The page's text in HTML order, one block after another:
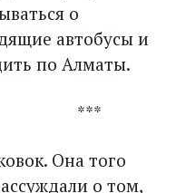
о
автобусы и
по Алматы.
Она того
о том,